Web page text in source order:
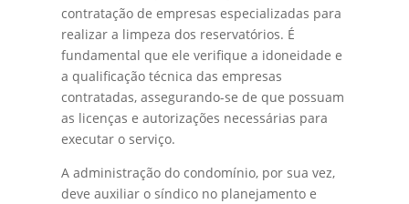
contratação de empresas especializadas para
realizar a limpeza dos reservatórios. É
fundamental que ele verifique a idoneidade e
a qualificação técnica das empresas
contratadas, assegurando-se de que possuam
as licenças e autorizações necessárias para
executar o serviço.
A administração do condomínio, por sua vez,
deve auxiliar o síndico no planejamento e